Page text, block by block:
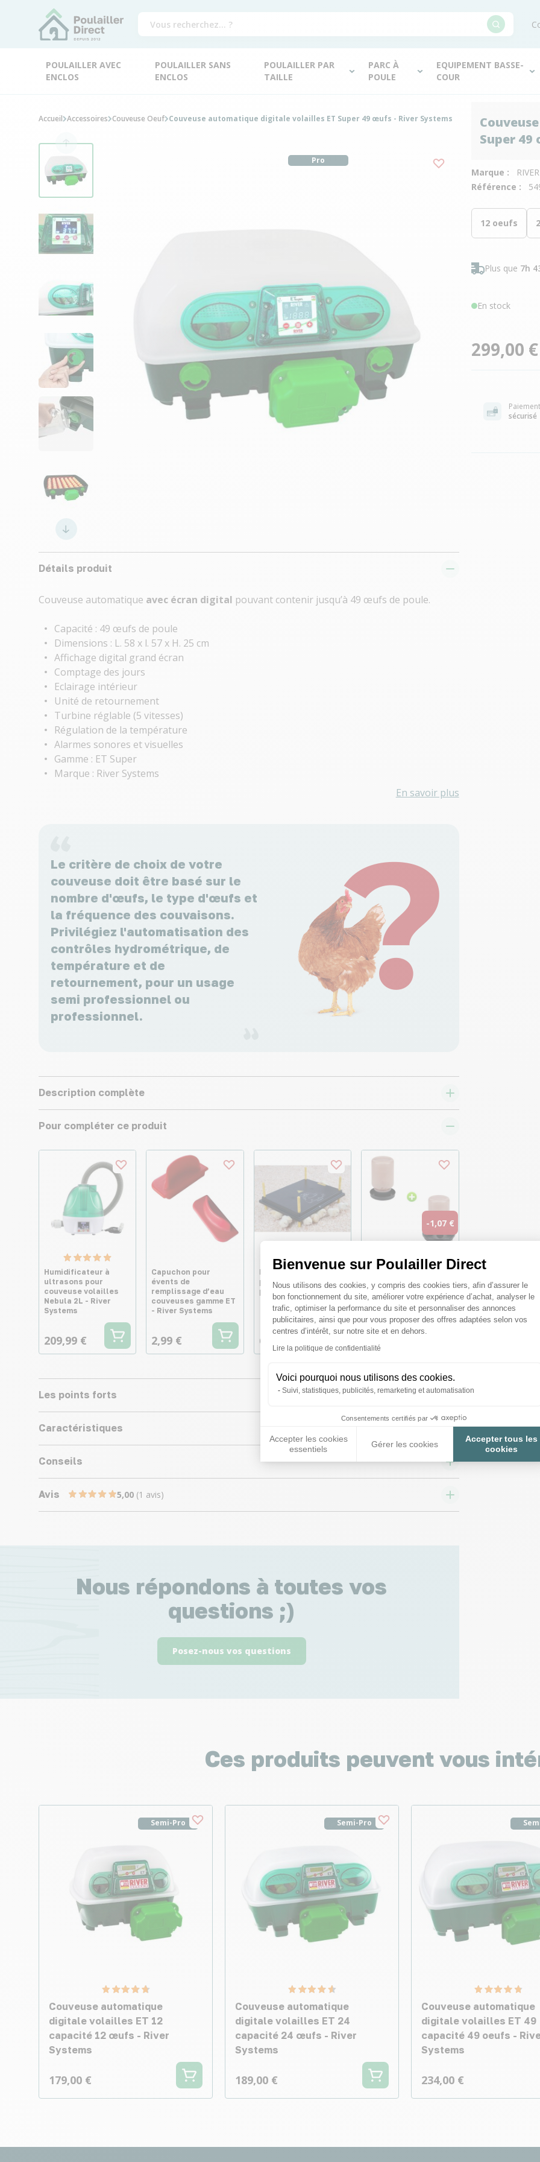
Bienvenue sur Poulailler Direct
Plateforme de Gestion du
Nous utilisons des cookies, y compris des cookies tiers, afin d’assurer le
bon fonctionnement du site, améliorer votre expérience d’achat, analyser le
trafic, optimiser la performance du site et personnaliser des annonces
publicitaires, ainsi que pour vous proposer des offres adaptées selon vos
centres d’intérêt, sur notre site et en dehors.
Lire la politique de confidentialité
Voici pourquoi nous utilisons des cookies.
Suivi, statistiques, publicités, remarketing et automatisation
Consentements certifiés par
Accepter les cookies
essentiels
Gérer les cookies
Accepter tous les
cookies
Axeptio consent
POULAILLER AVEC
ENCLOS
POULAILLER SANS
ENCLOS
POULAILLER PAR
TAILLE
PARC À
POULE
EQUIPEMENT BASSE-
COUR
Super 49
Marque :
Référence :
12 oeufs
Plus que 7h
En stock
299,00 €
Paiement
sécurisé
Détails produit
Couveuse automatique avec écran digital pouvant contenir jusqu’à 49 œufs de poule.
Capacité : 49 œufs de poule
Dimensions : L. 58 x l. 57 x H. 25 cm
Affichage digital grand écran
Comptage des jours
Eclairage intérieur
Unité de retournement
Turbine réglable (5 vitesses)
Régulation de la température
Alarmes sonores et visuelles
Gamme : ET Super
Marque : River Systems
En savoir plus
Le critère de choix de votre
couveuse doit être basé sur le
nombre d'œufs, le type d'œufs et
la fréquence des couvaisons.
Privilégiez l'automatisation des
contrôles hydrométrique, de
température et de
retournement, pour un usage
semi professionnel ou
professionnel.
Description complète
Pour compléter ce produit
Humidificateur à
ultrasons pour
couveuse volailles
Nebula 2L - River
Systems
209,99 €
Capuchon pour
évents de
remplissage d’eau
couveuses gamme ET
- River Systems
2,99 €
Panneau chauffant
poussin 40x50 40-45
poussins
68,30 €
-1,07 €
Kit abreuvoir 1L et
mangeoire 1Kg pour
poussin 1er âge
plastique recyclé -
Gaun
7,00 €
Les points forts
Caractéristiques
Conseils
Avis 5,00 (1 avis)
Nous répondons à toutes vos
questions ;)
Posez-nous vos questions
Accueil Accessoires Couveuse Oeuf Couveuse automatique digitale volailles ET Super 49 œufs - River Systems
Pro
Ces produits peuvent vous
Semi-Pro
Couveuse automatique
digitale volailles ET 12
capacité 12 œufs - River
Systems
179,00 €
Semi-Pro
Couveuse automatique
digitale volailles ET 24
capacité 24 œufs - River
Systems
189,00 €
Couveuse automatique
digitale volailles ET 49
capacité 49 oeufs -
Systems
234,00 €